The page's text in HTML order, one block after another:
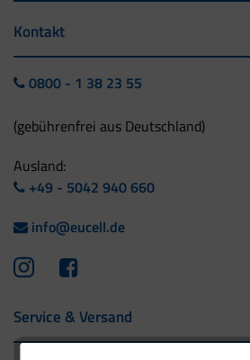
Kontakt
0800 - 1 38 23 55
(gebührenfrei aus Deutschland)
Ausland:
+49 - 5042 940 660
info@eucell.de
Service & Versand